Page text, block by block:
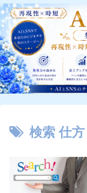
検索 仕方